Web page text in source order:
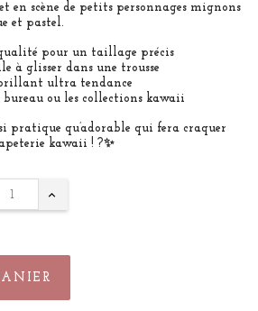
en scène de petits personnages mignons
et pastel.
pour un taillage précis
à glisser dans une trousse
ultra tendance
bureau ou les collections kawaii
pratique qu’adorable qui fera craquer
kawaii ! ?✨